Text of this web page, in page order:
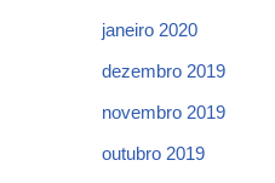
janeiro 2020
dezembro 2019
novembro 2019
outubro 2019